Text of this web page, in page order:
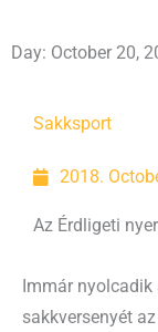
Day: October 20,
Sakksport
2018.
Az Érdligeti
Immár
sakkversenyét